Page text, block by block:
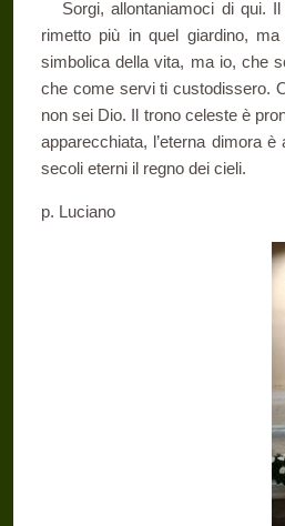
Sorgi, allontaniamoci di qui.
rimetto più in quel giardino,
simbolica della vita, ma io, che
che come servi ti custodissero.
non sei Dio. Il trono celeste è
apparecchiata, l’eterna dimora
secoli eterni il regno dei cieli.
p. Luciano